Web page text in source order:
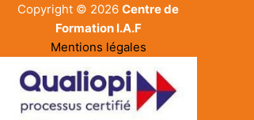
Copyright © 2026 Centre de
Formation I.A.F
Mentions légales